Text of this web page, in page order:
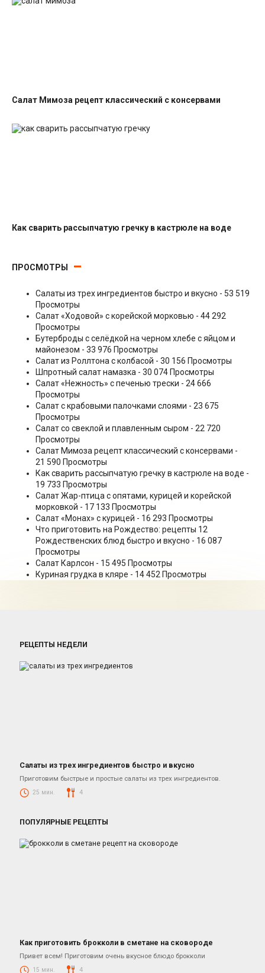
Салат Мимоза рецепт классический с консервами
Как сварить рассыпчатую гречку в кастрюле на воде
ПРОСМОТРЫ
Салаты из трех ингредиентов быстро и вкусно - 53 519
Просмотры
Салат «Ходовой» с корейской морковью - 44 292
Просмотры
Бутерброды с селёдкой на черном хлебе с яйцом и
майонезом - 33 976 Просмотры
Салат из Роллтона с колбасой - 30 156 Просмотры
Шпротный салат намазка - 30 074 Просмотры
Салат «Нежность» с печенью трески - 24 666
Просмотры
Салат с крабовыми палочками слоями - 23 675
Просмотры
Салат со свеклой и плавленным сыром - 22 720
Просмотры
Салат Мимоза рецепт классический с консервами -
21 590 Просмотры
Как сварить рассыпчатую гречку в кастрюле на воде -
19 733 Просмотры
Салат Жар-птица с опятами, курицей и корейской
морковкой - 17 133 Просмотры
Салат «Монах» с курицей - 16 293 Просмотры
Что приготовить на Рождество: рецепты 12
Рождественских блюд быстро и вкусно - 16 087
Просмотры
Салат Карлсон - 15 495 Просмотры
Куриная грудка в кляре - 14 452 Просмотры
РЕЦЕПТЫ НЕДЕЛИ
Салаты из трех ингредиентов быстро и вкусно
Приготовим быстрые и простые салаты из трех ингредиентов.
25 мин. 4
ПОПУЛЯРНЫЕ РЕЦЕПТЫ
Блюда из овощей
Как приготовить брокколи в сметане на сковороде
Привет всем! Приготовим очень вкусное блюдо брокколи
15 мин. 4